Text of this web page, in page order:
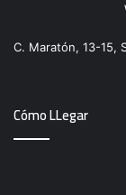
C. Maratón, 13-15,
Cómo LLegar